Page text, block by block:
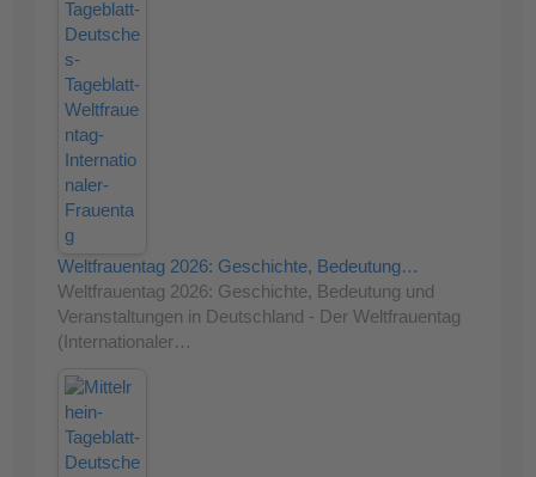
Weltfrauentag 2026: Geschichte, Bedeutung…
Weltfrauentag 2026: Geschichte, Bedeutung und
Veranstaltungen in Deutschland - Der Weltfrauentag
(Internationaler…